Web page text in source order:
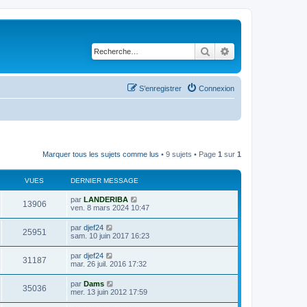
Rechercher
Connexion
S’enregistrer
Marquer tous les sujets comme lus • 9 sujets • Page 1 sur 1
VUES DERNIER MESSAGE
13906V
u
s
D
e
i
e
r
m
e
s
s
a
g
e
par LANDERIBA
ven. 8 mars 2024 10:47
25951
u
s
D
e
i
e
r
m
e
s
par djef24
sam. 10 juin 2017 16:23
31187V
u
D
e
i
e
r
par djef24
mar. 26 juil. 2016 17:32
35036V
D
e
par Dams
mer. 13 juin 2012 17:59